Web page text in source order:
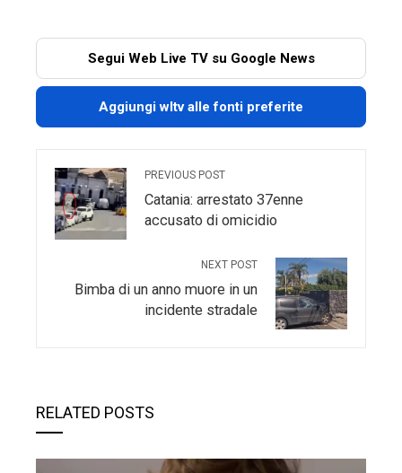
Segui Web Live TV su Google News
Aggiungi wltv alle fonti preferite
PREVIOUS POST
Catania: arrestato 37enne
accusato di omicidio
NEXT POST
Bimba di un anno muore in un
incidente stradale
RELATED POSTS